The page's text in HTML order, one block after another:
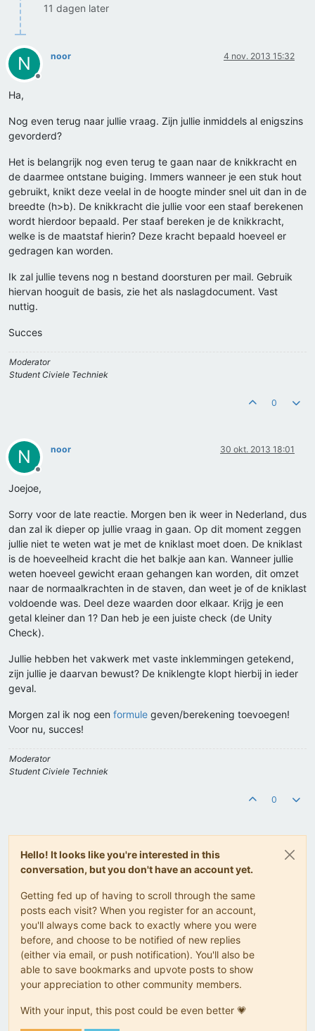
11 dagen later
N
Offline
noor 4 nov. 2013 15:32
Ha,
Nog even terug naar jullie vraag. Zijn jullie inmiddels al enigszins
gevorderd?
Het is belangrijk nog even terug te gaan naar de knikkracht en
de daarmee ontstane buiging. Immers wanneer je een stuk hout
gebruikt, knikt deze veelal in de hoogte minder snel uit dan in de
breedte (h>b). De knikkracht die jullie voor een staaf berekenen
wordt hierdoor bepaald. Per staaf bereken je de knikkracht,
welke is de maatstaf hierin? Deze kracht bepaald hoeveel er
gedragen kan worden.
Ik zal jullie tevens nog n bestand doorsturen per mail. Gebruik
hiervan hooguit de basis, zie het als naslagdocument. Vast
nuttig.
Succes
Moderator
Student Civiele Techniek
0
N
Offline
noor 30 okt. 2013 18:01
Joejoe,
Sorry voor de late reactie. Morgen ben ik weer in Nederland, dus
dan zal ik dieper op jullie vraag in gaan. Op dit moment zeggen
jullie niet te weten wat je met de kniklast moet doen. De kniklast
is de hoeveelheid kracht die het balkje aan kan. Wanneer jullie
weten hoeveel gewicht eraan gehangen kan worden, dit omzet
naar de normaalkrachten in de staven, dan weet je of de kniklast
voldoende was. Deel deze waarden door elkaar. Krijg je een
getal kleiner dan 1? Dan heb je een juiste check (de Unity
Check).
Jullie hebben het vakwerk met vaste inklemmingen getekend,
zijn jullie je daarvan bewust? De kniklengte klopt hierbij in ieder
geval.
Morgen zal ik nog een formule geven/berekening toevoegen!
Voor nu, succes!
Moderator
Student Civiele Techniek
0
Hello! It looks like you're interested in this
conversation, but you don't have an account yet.
Getting fed up of having to scroll through the same
posts each visit? When you register for an account,
you'll always come back to exactly where you were
before, and choose to be notified of new replies
(either via email, or push notification). You'll also be
able to save bookmarks and upvote posts to show
your appreciation to other community members.
With your input, this post could be even better 💗